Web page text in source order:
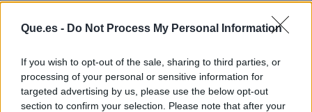
Que.es - Do Not Process My Personal Information
If you wish to opt-out of the sale, sharing to third parties, or
processing of your personal or sensitive information for
targeted advertising by us, please use the below opt-out
section to confirm your selection. Please note that after your